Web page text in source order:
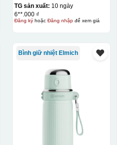
TG sản xuất: 10 ngày
6**.000 ₫
Đăng kýhoặc Đăng nhậpđể xem giá
Bình giữ nhiệt Elmich